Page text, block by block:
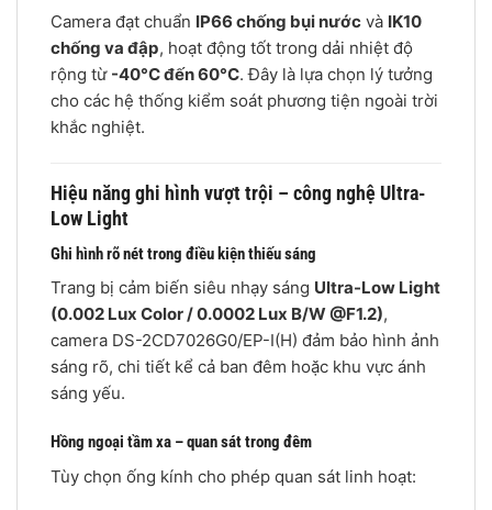
Camera đạt chuẩn IP66 chống bụi nước và IK10
chống va đập, hoạt động tốt trong dải nhiệt độ
rộng từ -40°C đến 60°C. Đây là lựa chọn lý tưởng
cho các hệ thống kiểm soát phương tiện ngoài trời
khắc nghiệt.
Hiệu năng ghi hình vượt trội – công nghệ Ultra-
Low Light
Ghi hình rõ nét trong điều kiện thiếu sáng
Trang bị cảm biến siêu nhạy sáng Ultra-Low Light
(0.002 Lux Color / 0.0002 Lux B/W @F1.2),
camera DS-2CD7026G0/EP-I(H) đảm bảo hình ảnh
sáng rõ, chi tiết kể cả ban đêm hoặc khu vực ánh
sáng yếu.
Hồng ngoại tầm xa – quan sát trong đêm
Tùy chọn ống kính cho phép quan sát linh hoạt: